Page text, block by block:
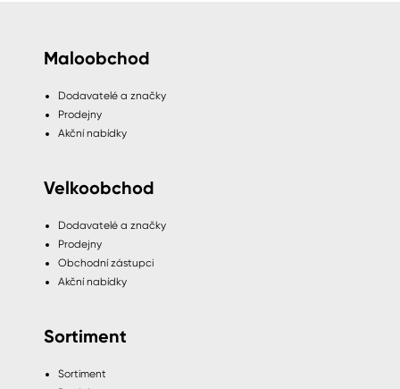
Maloobchod
Dodavatelé a značky
Prodejny
Akční nabídky
Velkoobchod
Dodavatelé a značky
Prodejny
Obchodní zástupci
Akční nabídky
Sortiment
Sortiment